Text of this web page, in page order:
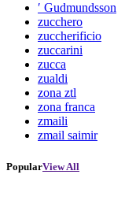
′ Gudmundsson
zucchero
zuccherificio
zuccarini
zucca
zualdi
zona ztl
zona franca
zmaili
zmail saimir
PopularView All